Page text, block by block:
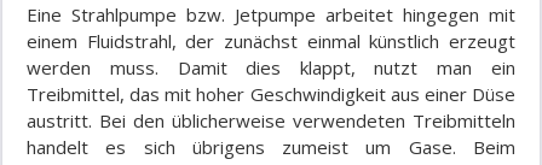
Eine Strahlpumpe bzw. Jetpumpe arbeitet hingegen mit
einem Fluidstrahl, der zunächst einmal künstlich erzeugt
werden muss. Damit dies klappt, nutzt man ein
Treibmittel, das mit hoher Geschwindigkeit aus einer Düse
austritt. Bei den üblicherweise verwendeten Treibmitteln
handelt es sich übrigens zumeist um Gase. Beim